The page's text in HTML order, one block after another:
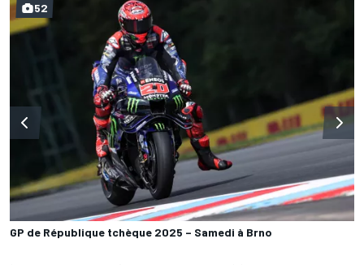
GP de République tchèque 2025 – Samedi à Brno
52